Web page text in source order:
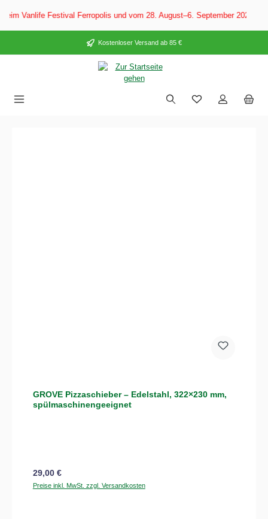
springen
Ferropolis und vom 28. August–6. September 2026 auf dem
Kostenloser Versand ab 85 €
GROVE Pizzaschieber – Edelstahl, 322×230 mm,
spülmaschinengeeignet
Regulärer Preis:
29,00 €
Preise inkl. MwSt. zzgl. Versandkosten